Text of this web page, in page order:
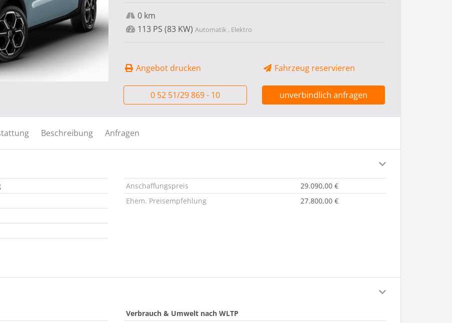
0 km
113 PS (83 KW) Automatik , Elektro
Angebot drucken Fahrzeug reservieren
0 52 51/29 869 - 10 unverbindlich anfragen
Beschreibung Anfragen
Anschaffungspreis
29.090,00 €
Ehem. Preisempfehlung
27.800,00 €
Verbrauch & Umwelt nach WLTP